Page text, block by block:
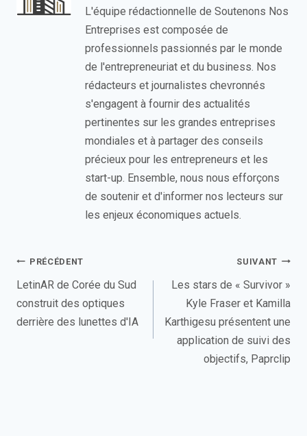
L'équipe rédactionnelle de Soutenons Nos
Entreprises est composée de
professionnels passionnés par le monde
de l'entrepreneuriat et du business. Nos
rédacteurs et journalistes chevronnés
s'engagent à fournir des actualités
pertinentes sur les grandes entreprises
mondiales et à partager des conseils
précieux pour les entrepreneurs et les
start-up. Ensemble, nous nous efforçons
de soutenir et d'informer nos lecteurs sur
les enjeux économiques actuels.
Navigation
de
l’article
PRÉCÉDENT
LetinAR de Corée du Sud
construit des optiques
derrière des lunettes d'IA
SUIVANT
Les stars de « Survivor »
Kyle Fraser et Kamilla
Karthigesu présentent une
application de suivi des
objectifs, Paprclip